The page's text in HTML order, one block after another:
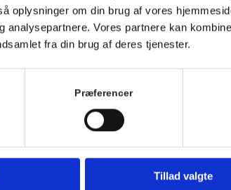
oplysninger om din brug af vores
analysepartnere. Vores partnere kan
fra din brug af deres tjenester.
Præferencer
Tillad valgte
Løb med Hornbæks
Vi mødes ved trappen
tager imod.
Vi glæder os til at løbe med